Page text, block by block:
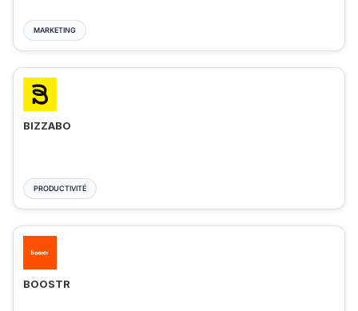
MARKETING
BIZZABO
PRODUCTIVITÉ
BOOSTR